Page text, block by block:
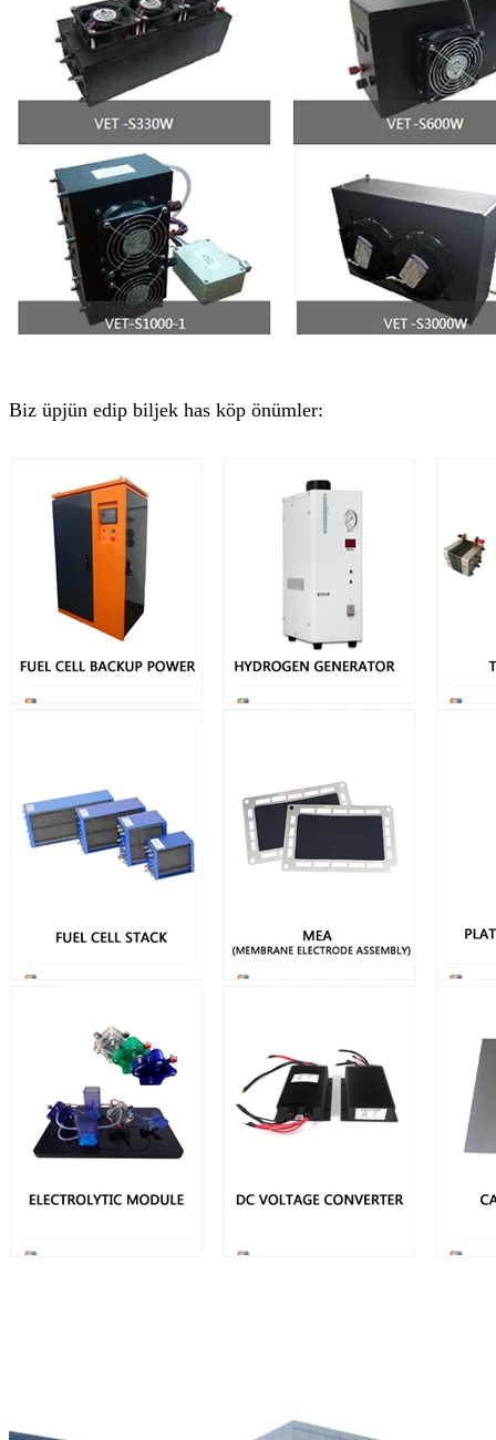
Biz üpjün edip biljek has köp önümler: